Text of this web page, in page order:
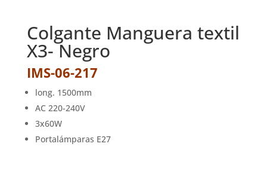
Colgante Manguera textil
X3- Negro
IMS-06-217
long. 1500mm
AC 220-240V
3x60W
Portalámparas E27